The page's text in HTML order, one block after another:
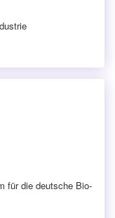
für die deutsche Bio-